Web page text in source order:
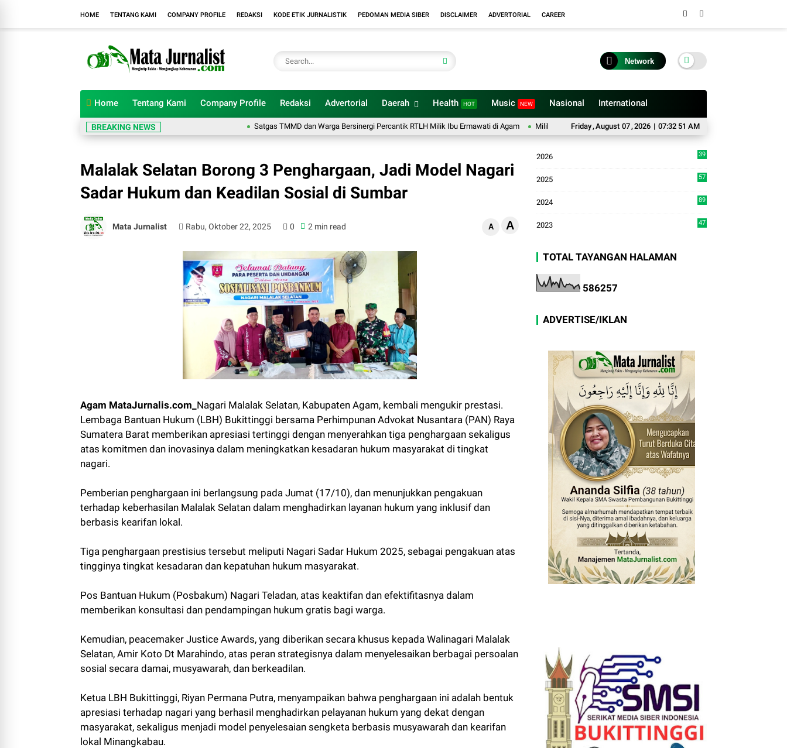
HOME TENTANG KAMI COMPANY PROFILE REDAKSI KODE ETIK JURNALISTIK PEDOMAN MEDIA SIBER DISCLAIMER ADVERTORIAL CAREER
Network
Home Tentang Kami Company Profile Redaksi Advertorial Daerah Health HOT Music NEW Nasional International
Friday,August 07,2026 | 07:32 52 AM
BREAKING NEWS Satgas TMMD dan Warga Bersinergi Percantik RTLH Milik Ibu Ermawati di Agam Miliki 62 Paket Sabu, Seorang Resedivis Diamankan Polisi di Bukittinggi
Malalak Selatan Borong 3 Penghargaan, Jadi Model Nagari
Sadar Hukum dan Keadilan Sosial di Sumbar
Mata Jurnalist Rabu, Oktober 22, 2025 0 2 min read A A
Agam MataJurnalis.com_ Nagari Malalak Selatan, Kabupaten Agam, kembali mengukir prestasi.
Lembaga Bantuan Hukum (LBH) Bukittinggi bersama Perhimpunan Advokat Nusantara (PAN) Raya
Sumatera Barat memberikan apresiasi tertinggi dengan menyerahkan tiga penghargaan sekaligus
atas komitmen dan inovasinya dalam meningkatkan kesadaran hukum masyarakat di tingkat
nagari.
Pemberian penghargaan ini berlangsung pada Jumat (17/10), dan menunjukkan pengakuan
terhadap keberhasilan Malalak Selatan dalam menghadirkan layanan hukum yang inklusif dan
berbasis kearifan lokal.
Tiga penghargaan prestisius tersebut meliputi Nagari Sadar Hukum 2025, sebagai pengakuan atas
tingginya tingkat kesadaran dan kepatuhan hukum masyarakat.
Pos Bantuan Hukum (Posbakum) Nagari Teladan, atas keaktifan dan efektifitasnya dalam
memberikan konsultasi dan pendampingan hukum gratis bagi warga.
Kemudian, peacemaker Justice Awards, yang diberikan secara khusus kepada Walinagari Malalak
Selatan, Amir Koto Dt Marahindo, atas peran strategisnya dalam menyelesaikan berbagai persoalan
sosial secara damai, musyawarah, dan berkeadilan.
Ketua LBH Bukittinggi, Riyan Permana Putra, menyampaikan bahwa penghargaan ini adalah bentuk
apresiasi terhadap nagari yang berhasil menghadirkan pelayanan hukum yang dekat dengan
masyarakat, sekaligus menjadi model penyelesaian sengketa berbasis musyawarah dan kearifan
lokal Minangkabau.
2026
39
2025
57
2024
89
2023 47
TOTAL TAYANGAN HALAMAN
586257
ADVERTISE/IKLAN